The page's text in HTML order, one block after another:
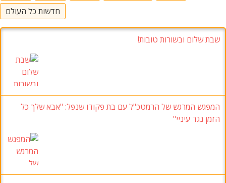
חדשות כל העולם
שבת שלום ובשורות טובות!
המפגש המרגש של הרמטכ"ל עם בת פקודו שנפל: "אבא שלך כל
הזמן נגד עיניי"